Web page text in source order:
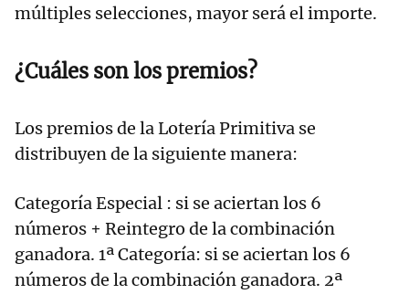
múltiples selecciones, mayor será el importe.
¿Cuáles son los premios?
Los premios de la Lotería Primitiva se
distribuyen de la siguiente manera:
Categoría Especial : si se aciertan los 6
números + Reintegro de la combinación
ganadora. 1ª Categoría: si se aciertan los 6
números de la combinación ganadora. 2ª